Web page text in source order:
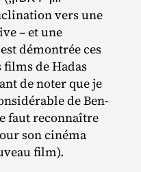
– et une
démontrée ces
films de Hadas
de noter que je
de Ben‐​
faut reconnaître
son cinéma
film).